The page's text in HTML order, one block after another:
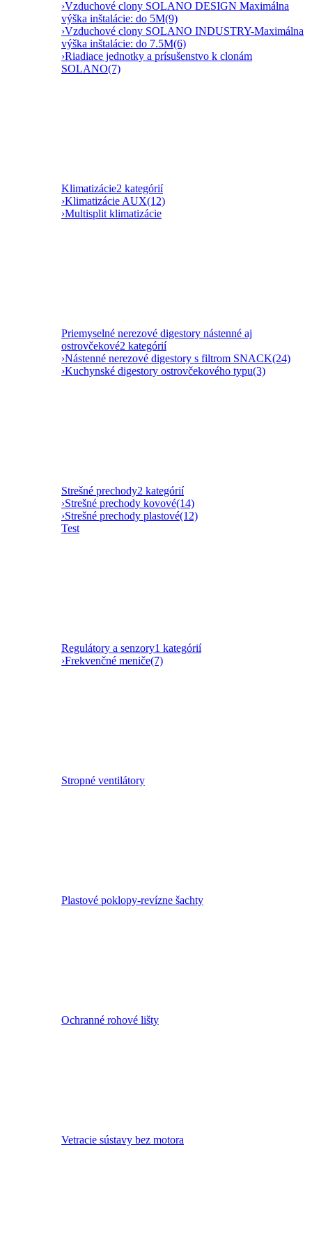
›Vzduchové clony SOLANO DESIGN Maximálna
výška inštalácie: do 5M(9)
›Vzduchové clony SOLANO INDUSTRY-Maximálna
výška inštalácie: do 7.5M(6)
›Riadiace jednotky a prísušenstvo k clonám
SOLANO(7)
Klimatizácie2 kategórií
›Klimatizácie AUX(12)
›Multisplit klimatizácie
Priemyselné nerezové digestory nástenné aj
ostrovčekové2 kategórií
›Nástenné nerezové digestory s filtrom SNACK(24)
›Kuchynské digestory ostrovčekového typu(3)
Strešné prechody2 kategórií
›Strešné prechody kovové(14)
›Strešné prechody plastové(12)
Test
Regulátory a senzory1 kategórií
›Frekvenčné meniče(7)
Stropné ventilátory
Plastové poklopy-revízne šachty
Ochranné rohové lišty
Vetracie sústavy bez motora